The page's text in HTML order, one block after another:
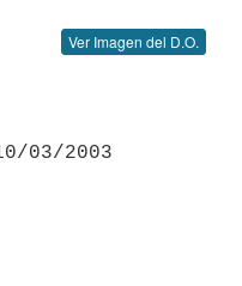
Ver Imagen del D.O.
03/2003